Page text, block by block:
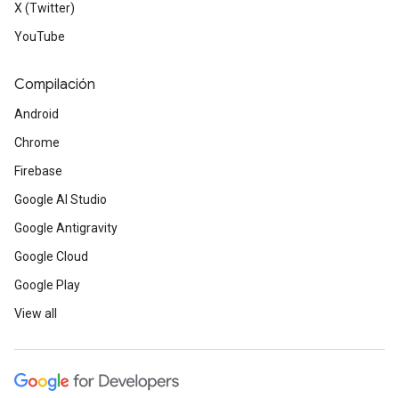
X (Twitter)
YouTube
Compilación
Android
Chrome
Firebase
Google AI Studio
Google Antigravity
Google Cloud
Google Play
View all